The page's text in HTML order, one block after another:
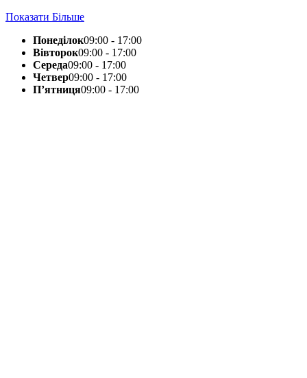
Показати Більше
Понеділок09:00 - 17:00
Вівторок09:00 - 17:00
Середа09:00 - 17:00
Четвер09:00 - 17:00
П’ятниця09:00 - 17:00